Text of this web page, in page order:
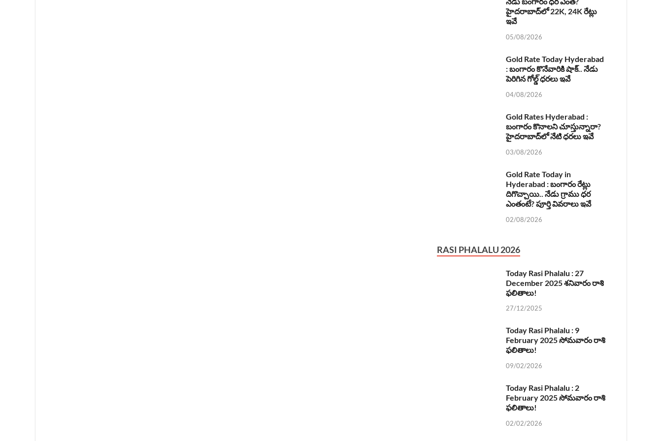
హైదరాబాద్‌లో 22K, 24K రేట్లు
ఇవే
05/08/2026
Gold Rate Today Hyderabad
: బంగారం కొనేవారికి షాక్.. నేడు
పెరిగిన గోల్డ్ ధరలు ఇవే
04/08/2026
Gold Rates Hyderabad :
బంగారం కొనాలని చూస్తున్నారా?
హైదరాబాద్‌లో నేటి ధరలు ఇవే
03/08/2026
Gold Rate Today in
Hyderabad : బంగారం రేట్లు
దిగొచ్చాయి.. నేడు గ్రాము ధర
ఎంతంటే? పూర్తి వివరాలు ఇవే
02/08/2026
RASI PHALALU 2026
Today Rasi Phalalu : 27
December 2025 శనివారం రాశి
ఫలితాలు!
27/12/2025
Today Rasi Phalalu : 9
February 2025 సోమవారం రాశి
ఫలితాలు!
09/02/2026
Today Rasi Phalalu : 2
February 2025 సోమవారం రాశి
ఫలితాలు!
02/02/2026